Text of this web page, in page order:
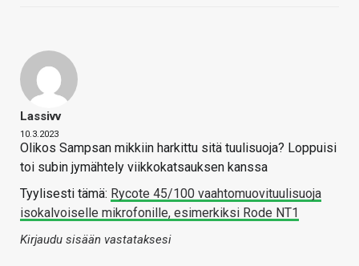
Lassivv
10.3.2023
Olikos Sampsan mikkiin harkittu sitä tuulisuoja? Loppuisi
toi subin jymähtely viikkokatsauksen kanssa
Tyylisesti tämä: Rycote 45/100 vaahtomuovituulisuoja
isokalvoiselle mikrofonille, esimerkiksi Rode NT1
Kirjaudu sisään vastataksesi